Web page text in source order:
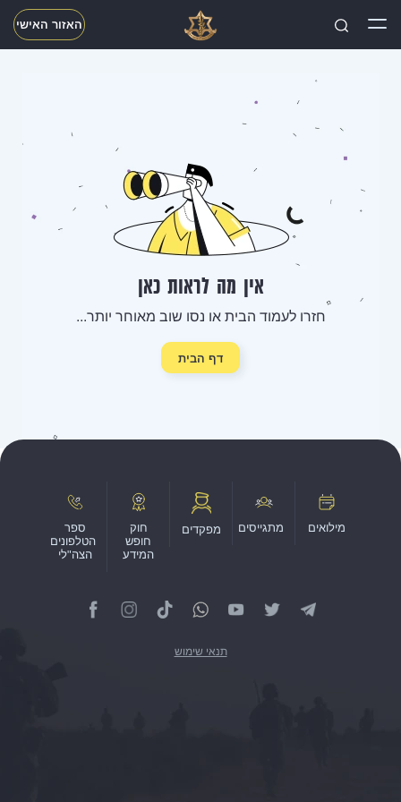
חפשו האזור האישי
אין מה לראות כאן
חזרו לעמוד הבית או נסו שוב מאוחר יותר...
דף הבית
מילואים מתגייסים מפקדים
חוק
חופש
המידע
ספר
הטלפונים
הצה"לי
תנאי שימוש